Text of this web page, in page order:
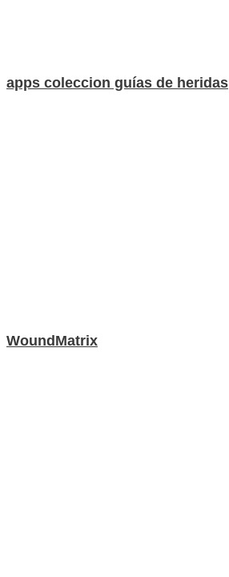
apps coleccion guías de heridas
WoundMatrix